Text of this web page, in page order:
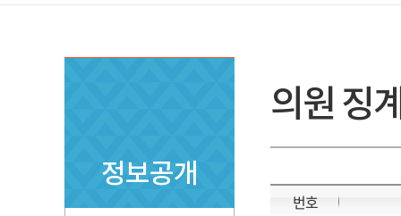
정보공개
의원 징
번호